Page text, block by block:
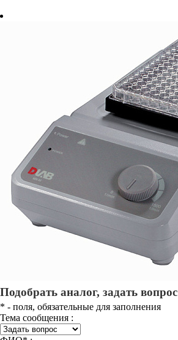
Подобрать аналог, задать вопрос
* - поля, обязательные для заполнения
Тема сообщения :